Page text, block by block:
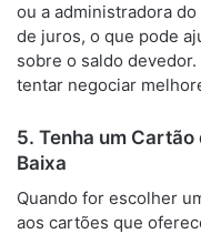
ou a administradora
de juros, o que pode
sobre o saldo
tentar negociar
5. Tenha um
Baixa
Quando for escolher
aos cartões que